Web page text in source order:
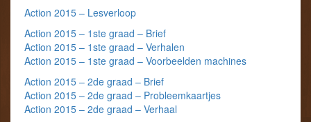
Action 2015 – Lesverloop
Action 2015 – 1ste graad – Brief
Action 2015 – 1ste graad – Verhalen
Action 2015 – 1ste graad – Voorbeelden machines
Action 2015 – 2de graad – Brief
Action 2015 – 2de graad – Probleemkaartjes
Action 2015 – 2de graad – Verhaal